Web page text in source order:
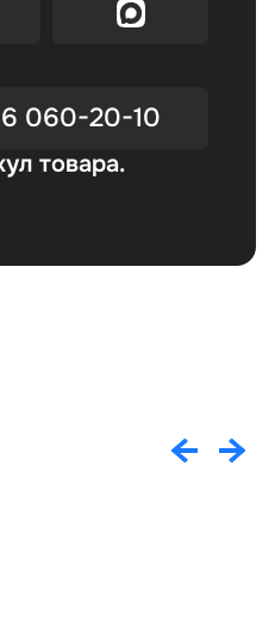
060-20-10
товара.